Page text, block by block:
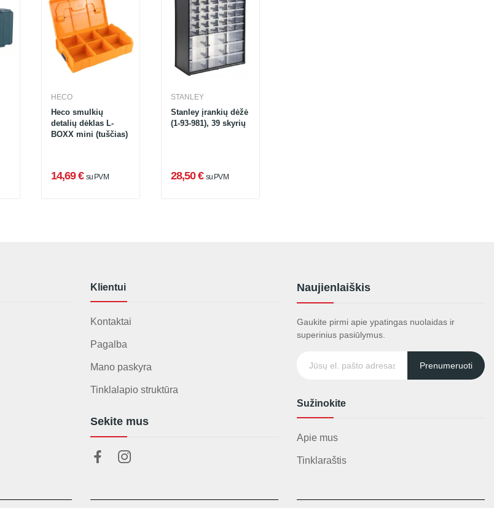
HECO
Heco smulkių
detalių dėklas L-
BOXX mini (tuščias)
14,69 € su PVM
STANLEY
Stanley įrankių dėžė
(1-93-981), 39 skyrių
28,50 € su PVM
Klientui
Kontaktai
Pagalba
Mano paskyra
Tinklalapio struktūra
Sekite mus
Naujienlaiškis
Gaukite pirmi apie ypatingas nuolaidas ir
superinius pasiūlymus.
Prenumeruoti
Sužinokite
Apie mus
Tinklaraštis